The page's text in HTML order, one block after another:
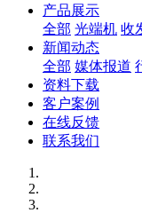
产品展示
全部 光端机 收
新闻动态
全部 媒体报道
资料下载
客户案例
在线反馈
联系我们